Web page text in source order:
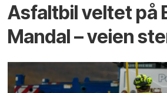
Asfaltbil veltet på
Mandal – veien